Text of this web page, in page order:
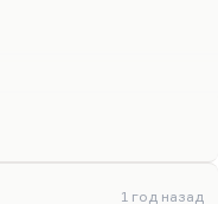
1 год назад